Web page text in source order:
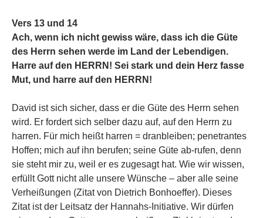
Vers 13 und 14
Ach, wenn ich nicht gewiss wäre, dass ich die Güte
des Herrn sehen werde im Land der Lebendigen.
Harre auf den HERRN! Sei stark und dein Herz fasse
Mut, und harre auf den HERRN!
David ist sich sicher, dass er die Güte des Herrn sehen
wird. Er fordert sich selber dazu auf, auf den Herrn zu
harren. Für mich heißt harren = dranbleiben; penetrantes
Hoffen; mich auf ihn berufen; seine Güte ab-rufen, denn
sie steht mir zu, weil er es zugesagt hat. Wie wir wissen,
erfüllt Gott nicht alle unsere Wünsche – aber alle seine
Verheißungen (Zitat von Dietrich Bonhoeffer). Dieses
Zitat ist der Leitsatz der Hannahs-Initiative. Wir dürfen